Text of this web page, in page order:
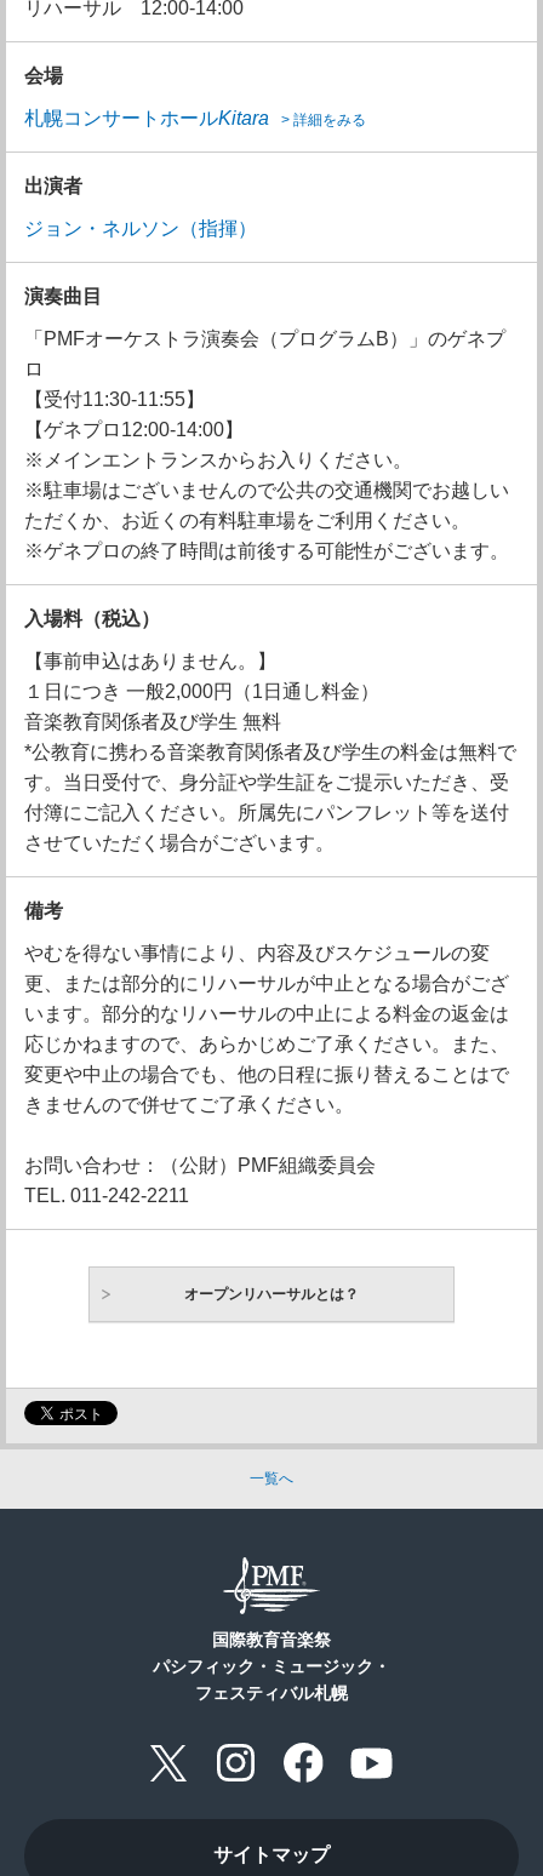
リハーサル
12:00-14:00
会場
札幌コンサートホールKitara > 詳細をみる
出演者
ジョン・ネルソン（指揮）
演奏曲目
「PMFオーケストラ演奏会（プログラムB）」のゲネプ
ロ
【受付11:30-11:55】
【ゲネプロ12:00-14:00】
※メインエントランスからお入りください。
※駐車場はございませんので公共の交通機関でお越しい
ただくか、お近くの有料駐車場をご利用ください。
※ゲネプロの終了時間は前後する可能性がございます。
入場料（税込）
【事前申込はありません。】
１日につき 一般2,000円（1日通し料金）
音楽教育関係者及び学生 無料
*公教育に携わる音楽教育関係者及び学生の料金は無料で
す。当日受付で、身分証や学生証をご提示いただき、受
付簿にご記入ください。所属先にパンフレット等を送付
させていただく場合がございます。
備考
やむを得ない事情により、内容及びスケジュールの変
更、または部分的にリハーサルが中止となる場合がござ
います。部分的なリハーサルの中止による料金の返金は
応じかねますので、あらかじめご了承ください。また、
変更や中止の場合でも、他の日程に振り替えることはで
きませんので併せてご了承ください。
お問い合わせ：（公財）PMF組織委員会
TEL. 011-242-2211
オープンリハーサルとは？
一覧へ
国際教育音楽祭
パシフィック・ミュージック・
フェスティバル札幌
サイトマップ